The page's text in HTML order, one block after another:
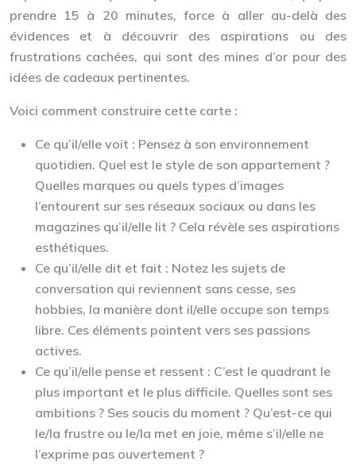
prendre 15 à 20 minutes, force à aller au-delà des
évidences et à découvrir des aspirations ou des
frustrations cachées, qui sont des mines d’or pour des
idées de cadeaux pertinentes.
Voici comment construire cette carte :
Ce qu’il/elle voit : Pensez à son environnement
quotidien. Quel est le style de son appartement ?
Quelles marques ou quels types d’images
l’entourent sur ses réseaux sociaux ou dans les
magazines qu’il/elle lit ? Cela révèle ses aspirations
esthétiques.
Ce qu’il/elle dit et fait : Notez les sujets de
conversation qui reviennent sans cesse, ses
hobbies, la manière dont il/elle occupe son temps
libre. Ces éléments pointent vers ses passions
actives.
Ce qu’il/elle pense et ressent : C’est le quadrant le
plus important et le plus difficile. Quelles sont ses
ambitions ? Ses soucis du moment ? Qu’est-ce qui
le/la frustre ou le/la met en joie, même s’il/elle ne
l’exprime pas ouvertement ?